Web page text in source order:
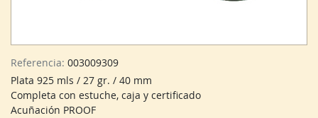
Referencia: 003009309
Plata 925 mls / 27 gr. / 40 mm
Completa con estuche, caja y certificado
Acuñación PROOF